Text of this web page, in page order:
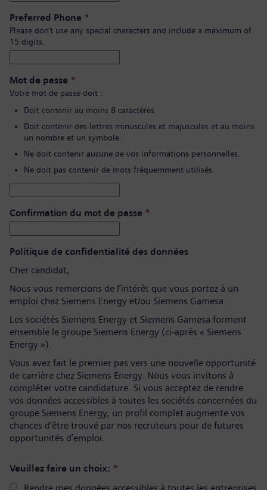
Preferred Phone *
Please don’t use any special characters and include a maximum of
15 digits.
Mot de passe *
Votre mot de passe doit :
Doit contenir au moins 8 caractères.
Doit contenir des lettres minuscules et majuscules et au moins
un nombre et un symbole.
Ne doit contenir aucune de vos informations personnelles.
Ne doit pas contenir de mots fréquemment utilisés.
Confirmation du mot de passe *
Politique de confidentialité des données
Cher candidat,
Nous vous remercions de l’intérêt que vous portez à un
emploi chez Siemens Energy et/ou Siemens Gamesa.
Les sociétés Siemens Energy et Siemens Gamesa forment
ensemble le groupe Siemens Energy (ci-après « Siemens
Energy »).
Vous avez fait le premier pas vers une nouvelle opportunité
de carrière chez Siemens Energy. Nous vous invitons à
compléter votre candidature. Si vous acceptez de rendre
vos données accessibles à toutes les sociétés concernées du
groupe Siemens Energy, un profil complet augmente vos
chances d’être trouvé par nos recruteurs pour de futures
opportunités d’emploi.
Veuillez faire un choix: *